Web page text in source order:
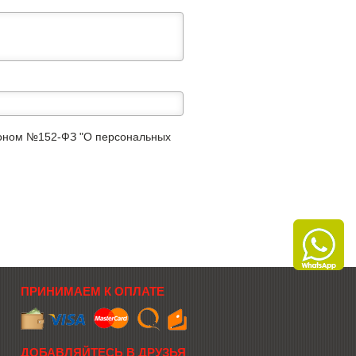
№152-ФЗ "О персональных
ПРИНИМАЕМ К ОПЛАТЕ
ДОБАВЛЯЙТЕСЬ В ДРУЗЬЯ